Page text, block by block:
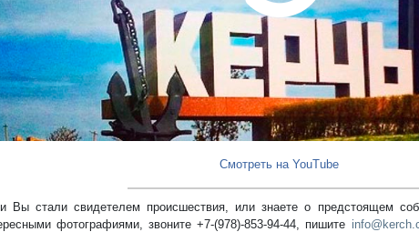
Смотреть на YouTube
Вы стали свидетелем происшествия, или знаете о предстоящем
фотографиями, звоните +7-(978)-853-94-44, пишите